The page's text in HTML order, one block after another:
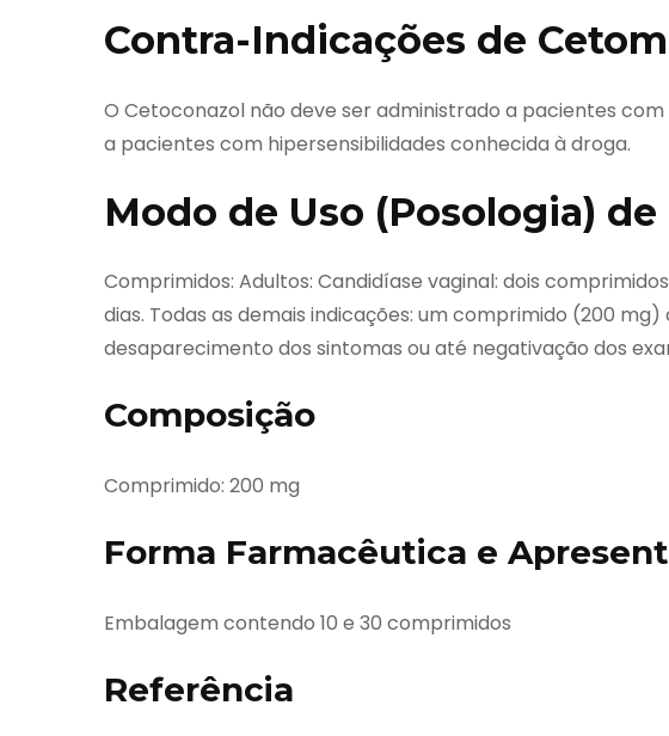
Contra-Indicações de
O Cetoconazol não deve ser administrado a pacientes
a pacientes com hipersensibilidades conhecida à droga.
Modo de Uso (Posologia)
Comprimidos: Adultos: Candidíase vaginal: dois
dias. Todas as demais indicações: um comprimido (200
desaparecimento dos sintomas ou até negativação dos
Composição
Comprimido: 200 mg
Forma Farmacêutica e
Embalagem contendo 10 e 30 comprimidos
Referência